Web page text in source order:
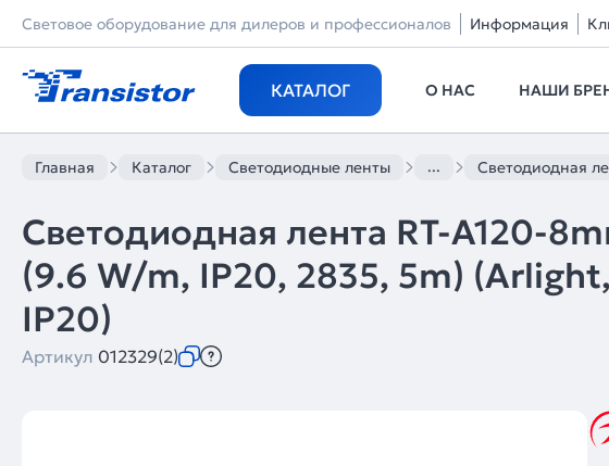
Световое оборудование для дилеров и профессионалов Информация
КАТАЛОГ О НАС НАШИ
Главная Каталог Светодиодные ленты ... Светодиодная
Светодиодная лента RT-A120-
(9.6 W/m, IP20, 2835, 5m)
IP20)
Артикул 012329(2)